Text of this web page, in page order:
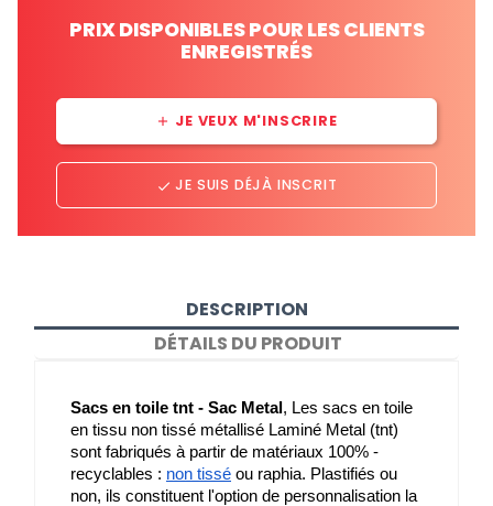
PRIX DISPONIBLES POUR LES CLIENTS
ENREGISTRÉS
add JE VEUX M'INSCRIRE
done JE SUIS DÉJÀ INSCRIT
DESCRIPTION
DÉTAILS DU PRODUIT
Sacs en toile tnt - Sac Metal, Les sacs en toile
en tissu non tissé métallisé Laminé Metal (tnt)
sont fabriqués à partir de matériaux 100% -
recyclables : non tissé ou raphia. Plastifiés ou
non, ils constituent l'option de personnalisation la